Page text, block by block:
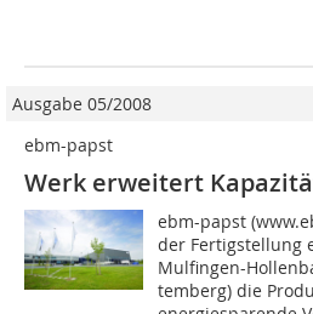
Ausgabe 05/2008
ebm-papst
Werk erweitert
ebm-papst
der Fertigstellung
Mulfingen-
temberg) die